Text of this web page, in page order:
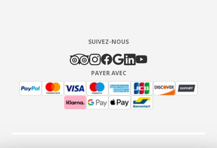
SUIVEZ-NOUS
PAYER AVEC